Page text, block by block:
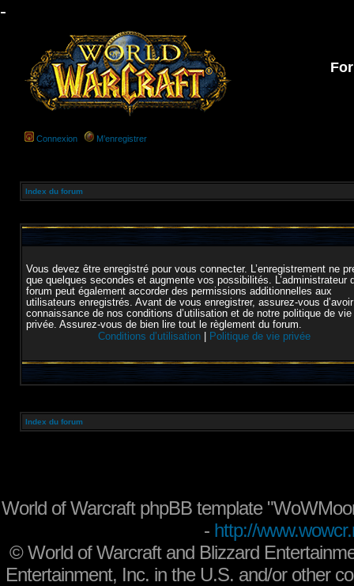
-
Connexion M’enregistrer
Index du forum
Vous devez être enregistré pour vous connecter. L’enregistrement ne
que quelques secondes et augmente vos possibilités. L’administrateur
forum peut également accorder des permissions additionnelles aux
utilisateurs enregistrés. Avant de vous enregistrer, assurez-vous
connaissance de nos conditions d’utilisation et de notre politique de vie
privée. Assurez-vous de bien lire tout le règlement du forum.
Conditions d’utilisation
Politique de vie privée
Index du forum
World of Warcraft phpBB template
- http://
©World of Warcraft and Blizzard
Entertainment, Inc. in the U.S. and/or other